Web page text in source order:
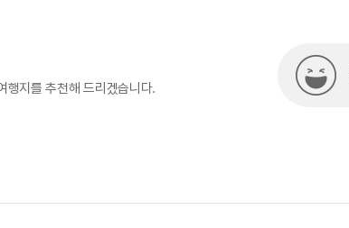
행지를 추천해 드리겠습니다.